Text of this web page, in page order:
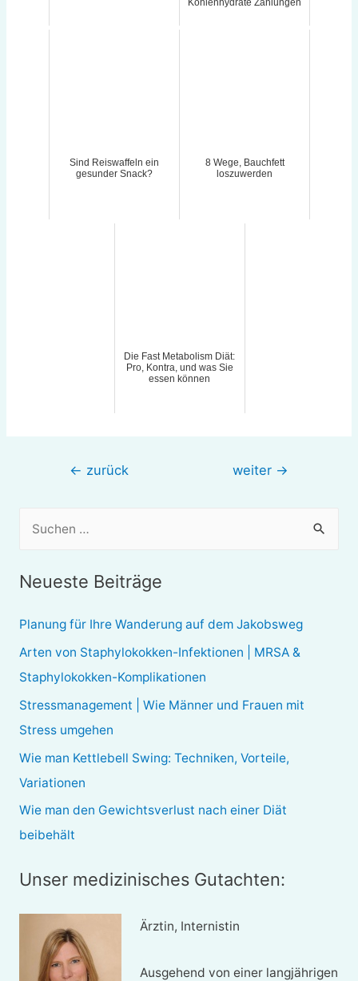
Kohlenhydrate Zählungen
Sind Reiswaffeln ein
gesunder Snack?
8 Wege, Bauchfett
loszuwerden
Die Fast Metabolism Diät:
Pro, Kontra, und was Sie
essen können
Beitragsnavigation
← zurück weiter →
e
n
n
Neueste Beiträge
Planung für Ihre Wanderung auf dem Jakobsweg
Arten von Staphylokokken-Infektionen | MRSA &
Staphylokokken-Komplikationen
Stressmanagement | Wie Männer und Frauen mit
Stress umgehen
Wie man Kettlebell Swing: Techniken, Vorteile,
Variationen
Wie man den Gewichtsverlust nach einer Diät
beibehält
Unser medizinisches Gutachten:
Ärztin, Internistin
Ausgehend von einer langjährigen